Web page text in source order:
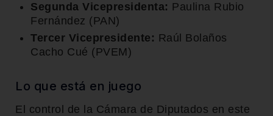
Segunda Vicepresidenta: Paulina Rubio
Fernández (PAN)
Tercer Vicepresidente: Raúl Bolaños
Cacho Cué (PVEM)
Lo que está en juego
El control de la Cámara de Diputados en este